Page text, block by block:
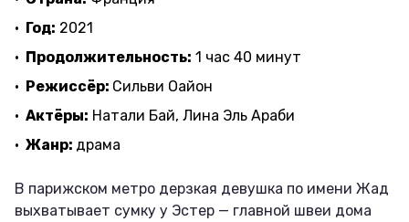
Год: 2021
Продолжительность: 1 час 40 минут
Режиссёр: Сильви Оайон
Актёры: Натали Бай, Лина Эль Араби
Жанр: драма
В парижском метро дерзкая девушка по имени Жад
выхватывает сумку у Эстер — главной швеи дома